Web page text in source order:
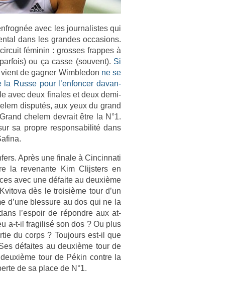
avec les jour­nalis­tes qui
dans les gran­des oc­cas­ions.
féminin : gros­ses frap­pes à
ou ça casse (souvent). Si
de gagn­er Wimbledon ne se
la Russe pour l’en­fonc­er davan­
avec deux fin­ales et deux demi-
dis­putés, aux yeux du grand
chelem de­vrait être la N°1.
sa pro­pre re­spon­sabilité dans
Après une fin­ale à Cin­cinnati
la re­venan­te Kim Clijst­ers en
avec une défaite au deuxième
dès le troisiè­me tour d’un
d’une bles­sure au dos qui ne la
l’es­poir de répondre aux at­
a-t-il fragilisé son dos ? Ou plus
du corps ? Toujours est-il que
défaites au deuxième tour de
tour de Pékin con­tre la
de sa place de N°1.